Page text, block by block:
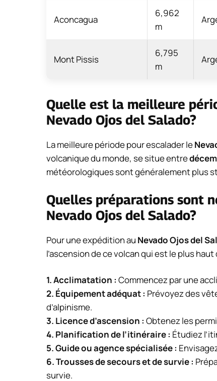
Aconcagua
6,962
m
Mont Pissis
6,795
m
Quelle est la meilleure
Nevado Ojos del Salado?
La meilleure période pour escalader le
volcanique du monde, se situe entre
météorologiques sont généralement plus
Quelles préparations sont
Nevado Ojos del Salado?
Pour une expédition au Nevado Ojos del
l’ascension de ce volcan qui est le plus
1.Acclimatation : Commencez par une
2. Équipement adéquat: Prévoyez des
d’alpinisme.
3. Licence d’ascension : Obtenez les
4. Planification de l’itinéraire: Étudiez
5.Guide ou agence spécialisée:
6.Trousses de secours et de survie:
survie.